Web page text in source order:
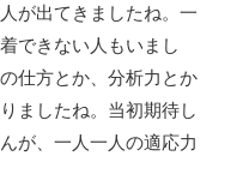
が出てきましたね。一
できない人もいまし
仕方とか、分析力とか
ましたね。当初期待し
が、一人一人の適応力